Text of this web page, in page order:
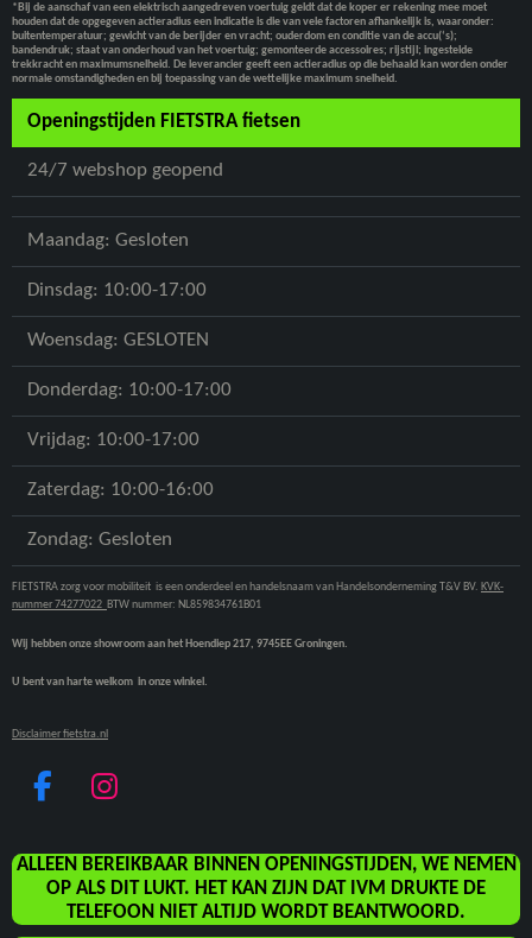
*Bij de aanschaf van een elektrisch aangedreven voertuig geldt dat de koper er rekening mee moet
houden dat de opgegeven actieradius een indicatie is die van vele factoren afhankelijk is, waaronder:
buitentemperatuur; gewicht van de berijder en vracht; ouderdom en conditie van de accu(‘s);
bandendruk; staat van onderhoud van het voertuig; gemonteerde accessoires; rijstijl; ingestelde
trekkracht en maximumsnelheid. De leverancier geeft een actieradius op die behaald kan worden onder
normale omstandigheden en bij toepassing van de wettelijke maximum snelheid.
Openingstijden FIETSTRA fietsen
24/7 webshop geopend
Maandag: Gesloten
Dinsdag: 10:00-17:00
Woensdag: GESLOTEN
Donderdag: 10:00-17:00
Vrijdag: 10:00-17:00
Zaterdag: 10:00-16:00
Zondag: Gesloten
FIETSTRA zorg voor mobiliteit is een onderdeel en handelsnaam van Handelsonderneming T&V BV. KVK-
nummer 74277022 BTW nummer: NL859834761B01
Wij hebben onze showroom aan het Hoendiep 217, 9745EE Groningen.
U bent van harte welkom in onze winkel.
Disclaimer fietstra.nl
F
C
E
I
S
T
A
ALLEEN BEREIKBAAR BINNEN OPENINGSTIJDEN, WE NEMEN
OP ALS DIT LUKT. HET KAN ZIJN DAT IVM DRUKTE DE
TELEFOON NIET ALTIJD WORDT BEANTWOORD.